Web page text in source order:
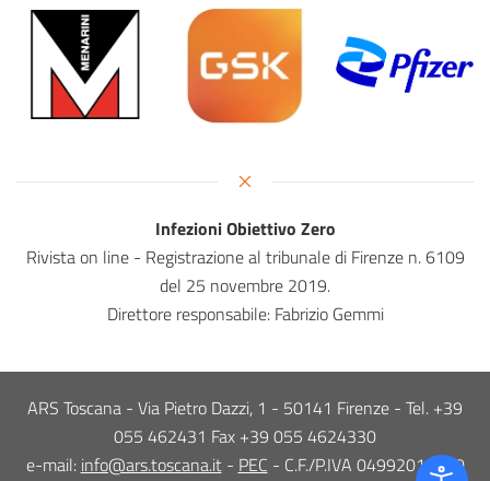
Infezioni Obiettivo Zero
Rivista on line - Registrazione al tribunale di Firenze n. 6109
del 25 novembre 2019.
Direttore responsabile: Fabrizio Gemmi
ARS Toscana - Via Pietro Dazzi, 1 - 50141 Firenze - Tel. +39
055 462431 Fax +39 055 4624330
e-mail: info@ars.toscana.it- PEC - C.F./P.IVA 04992010480